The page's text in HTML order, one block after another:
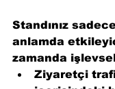
Standınız
anlamda
zamanda işlevsel
Ziyaretçi